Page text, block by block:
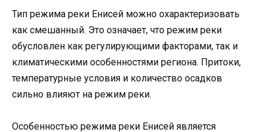
Тип режима реки Енисей можно охарактеризовать
как смешанный. Это означает, что режим реки
обусловлен как регулирующими факторами, так и
климатическими особенностями региона. Притоки,
температурные условия и количество осадков
сильно влияют на режим реки.
Особенностью режима реки Енисей является